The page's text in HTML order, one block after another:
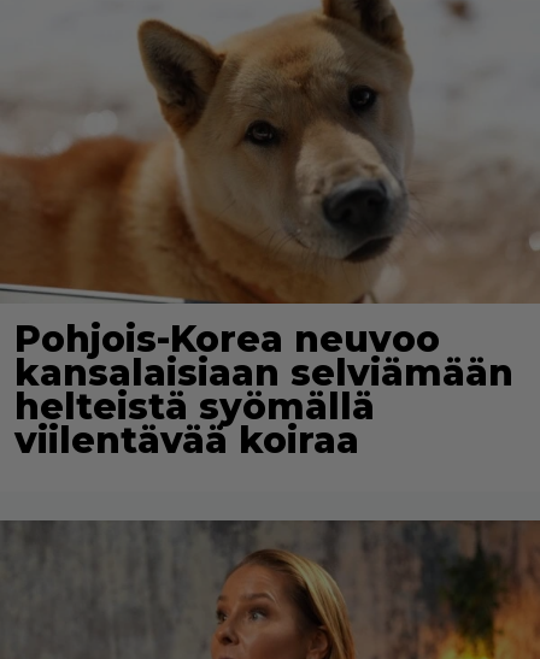
Pohjois-Korea neuvoo
kansalaisiaan selviämään
helteistä syömällä
viilentävää koiraa